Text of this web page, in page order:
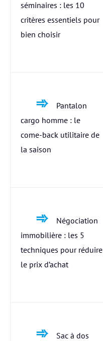
séminaires : les 10
critères essentiels pour
bien choisir
Pantalon
cargo homme : le
come-back utilitaire de
la saison
Négociation
immobilière : les 5
techniques pour réduire
le prix d’achat
Sac à dos